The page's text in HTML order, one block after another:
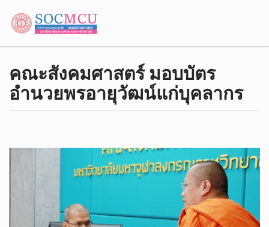
คณะสังคมศาสตร์ มอบบัตร
อำนวยพรอายุวัฒน์แก่บุคลากร